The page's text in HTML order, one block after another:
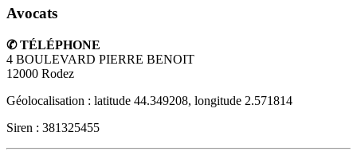
Avocats
✆ TÉLÉPHONE
4 BOULEVARD PIERRE BENOIT
12000 Rodez
Géolocalisation : latitude 44.349208, longitude 2.571814
Siren : 381325455